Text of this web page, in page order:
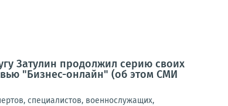
Затулин продолжил серию своих
"Бизнес-онлайн" (об этом СМИ
специалистов, военнослужащих,